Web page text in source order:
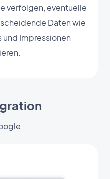
verfolgen, eventuelle
Daten wie
Impressionen